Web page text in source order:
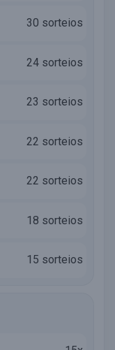
30 sorteios
24 sorteios
23 sorteios
22 sorteios
22 sorteios
18 sorteios
15 sorteios